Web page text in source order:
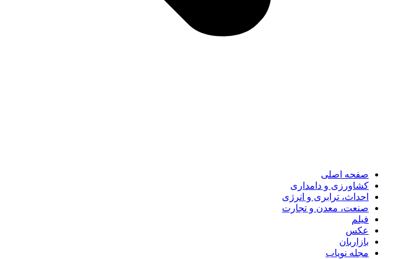
صفحه اصلی
کشاورزی و دامداری
احداث، ترابری و انرژی
صنعت، معدن و تجارت
فیلم
عکس
بازاربان
مجله نویاب